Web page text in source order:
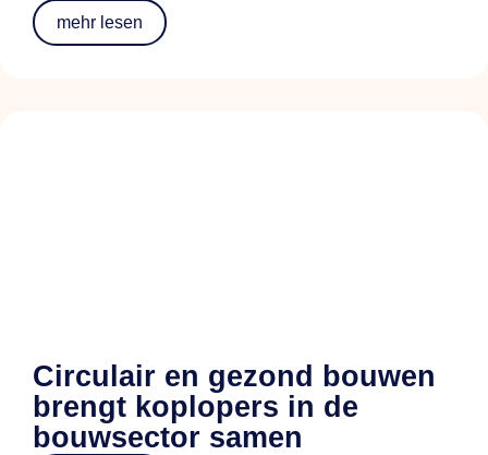
mehr lesen
Circulair en gezond bouwen
brengt koplopers in de
bouwsector samen